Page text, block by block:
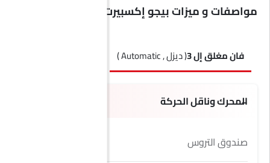
مواصفات و ميزات بيجو إكسبيرت
فان مغلق إل 3 ( ديزل , Automatic )
المحرك وناقل الحركة
صندوق التروس